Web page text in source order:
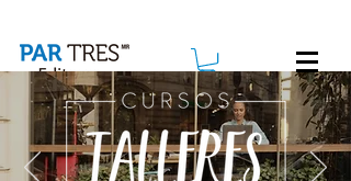
Editorial De venta en